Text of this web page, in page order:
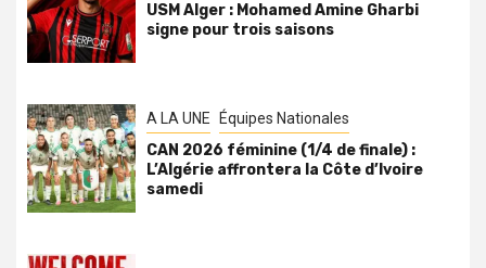
USM Alger : Mohamed Amine Gharbi
signe pour trois saisons
A LA UNE Équipes Nationales
CAN 2026 féminine (1/4 de finale) :
L’Algérie affrontera la Côte d’Ivoire
samedi